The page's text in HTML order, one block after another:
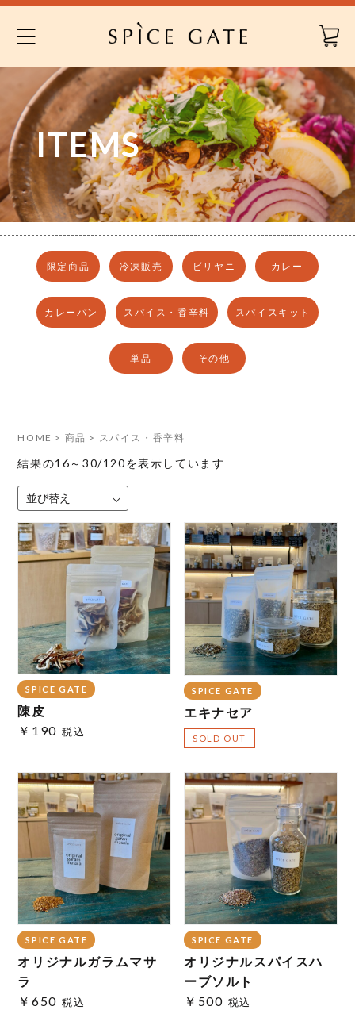
Skip
content
ITEMS
限定商品 冷凍販売 ビリヤニ カレー
カレーパン スパイス・香辛料 スパイスキット
単品 その他
HOME > 商品 > スパイス・香辛料
結果の16～30/120を表示しています
SPICE GATE
陳皮
￥190 税込
SPICE GATE
エキナセア
SOLD OUT
SPICE GATE
オリジナルガラムマサ
ラ
￥650 税込
SPICE GATE
オリジナルスパイスハ
ーブソルト
￥500 税込